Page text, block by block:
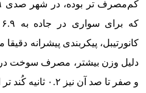
و صفر تا صد آن نیز ۰.۲ ثانیه کُند تر از کوپه V8 می‌باشد.